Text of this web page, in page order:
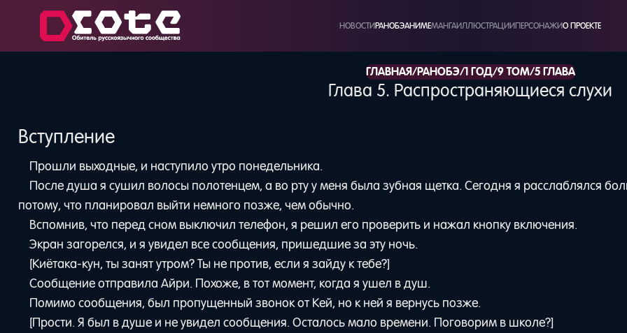
НОВОСТИРАНОБЭАНИМЕМАНГАИЛЛЮСТРАЦИИПЕРСОНАЖИО ПРОЕКТЕ
ГЛАВНАЯ/РАНОБЭ/1 ГОД/9 ТОМ/5 ГЛАВА
Глава 5. Распространяющиеся слухи
Вступление
Прошли выходные, и наступило утро понедельника.
После душа я сушил волосы полотенцем, а во рту у меня была зубная щетка. Сегодня я расслаблялся
потому, что планировал выйти немного позже, чем обычно.
Вспомнив, что перед сном выключил телефон, я решил его проверить и нажал кнопку включения.
Экран загорелся, и я увидел все сообщения, пришедшие за эту ночь.
[Киётака-кун, ты занят утром? Ты не против, если я зайду к тебе?]
Сообщение отправила Айри. Похоже, в тот момент, когда я ушел в душ.
Помимо сообщения, был пропущенный звонок от Кей, но к ней я вернусь позже.
[Прости. Я был в душе и не увидел сообщения. Осталось мало времени. Поговорим в школе?]